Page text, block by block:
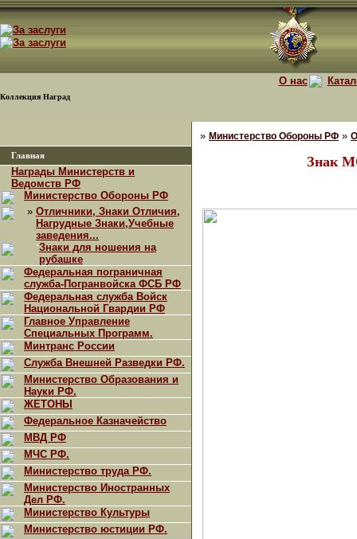
Коллекция Наград
О нас
Главная
Награды Министерств и
Ведомств РФ
Министерство Обороны РФ
» Отличники, Знаки Отличия,
Нагрудные Знаки,Учебные
заведения...
·Знаки для ношения на
рубашке
Федеральная пограничная
служба-Погранвойска ФСБ РФ
Федеральная служба Войск
Национальной Гвардии РФ
Главное Управление
Специальных Программ.
Минтранс России
Служба Внешней Разведки РФ.
Министерство Образования и
Науки РФ.
ЖЕТОНЫ
Федеральное Казначейство
МВД РФ
МЧС РФ.
Министерство труда РФ.
Министерство Иностранных
Дел РФ.
Министерство Культуры
Министерство юстиции РФ.
» Министерство Обороны РФ »
Знак